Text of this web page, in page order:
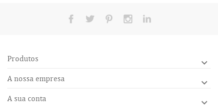
Produtos 
A nossa empresa 
A sua conta 